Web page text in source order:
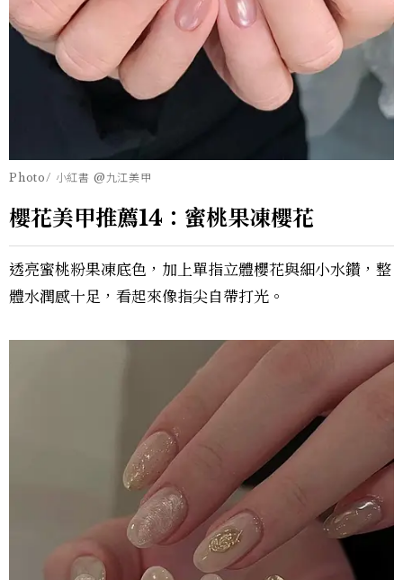
Photo/ 小紅書 @九江美甲
櫻花美甲推薦14：蜜桃果凍櫻花
透亮蜜桃粉果凍底色，加上單指立體櫻花與細小水鑽，整
體水潤感十足，看起來像指尖自帶打光。